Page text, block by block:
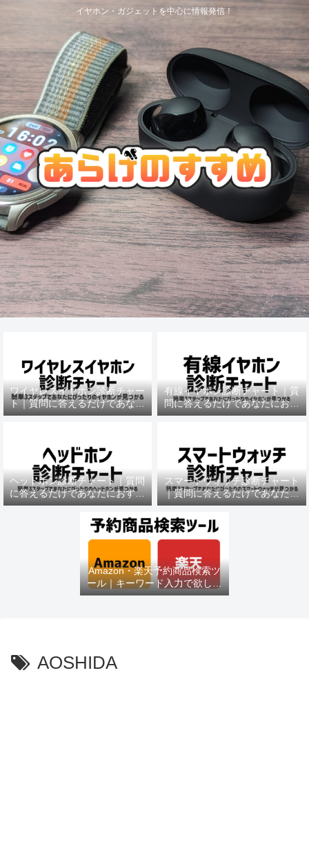
イヤホン・ガジェットを中心に情報発信！
ワイヤレスイヤホン診断チャー
ト｜質問に答えるだけであなた
におすすめの機種がわかる
有線イヤホン診断チャート｜質
問に答えるだけであなたにおす
すめの機種がわかる
ヘッドホン診断チャート｜質問
に答えるだけであなたにおすす
めの機種がわかる
スマートウォッチ診断チャート
｜質問に答えるだけであなたに
おすすめの機種がわかる
Amazon・楽天予約商品検索ツ
ール｜キーワード入力で欲しい
商品を即チェック
AOSHIDA